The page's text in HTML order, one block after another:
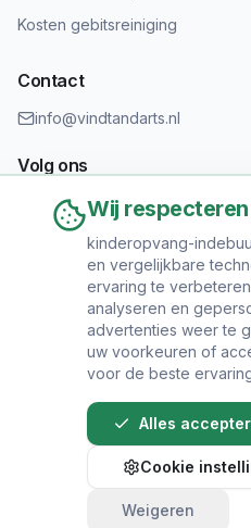
Kosten gebitsreiniging
Contact
info@vindtandarts.nl
Volg ons
Informatie toevoegen?
Heeft u een tandartspraktijk?
toe te voegen.
© 2024 Vind Tandarts.
Over Ons
• Privacy
Voorwaarden
Wij
kinderopvang-
en vergelijkbare
ervaring te
analyseren en
advertenties weer te
uw voorkeuren of
voor de beste
Alles
Cookie
Weigeren